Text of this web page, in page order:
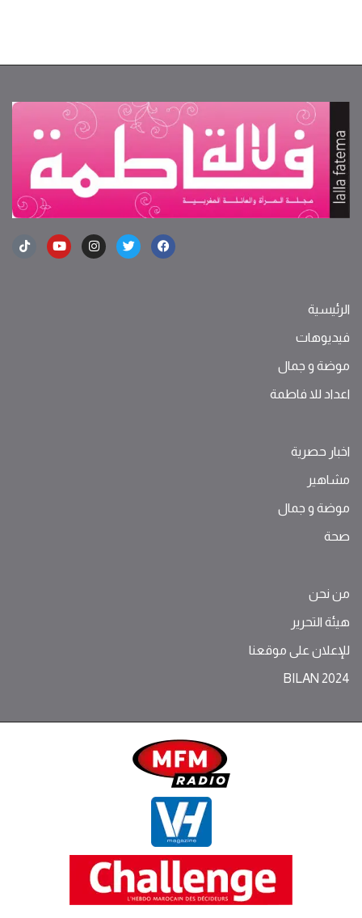
الرئيسية
فيديوهات
موضة ‫و‬ ‫‬‫جمال‬
اعداد للا فاطمة
اخبار حصرية
مشاهير
موضة ‫و‬ ‫‬‫جمال‬
صحة
من نحن
هيئة التحرير
للإعلان على موقعنا
BILAN 2024